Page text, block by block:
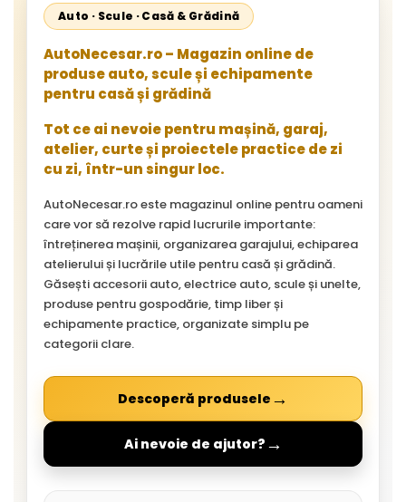
Auto · Scule · Casă & Grădină
AutoNecesar.ro – Magazin online de
produse auto, scule și echipamente
pentru casă și grădină
Tot ce ai nevoie pentru mașină, garaj,
atelier, curte și proiectele practice de zi
cu zi, într-un singur loc.
AutoNecesar.ro este magazinul online pentru oameni
care vor să rezolve rapid lucrurile importante:
întreținerea mașinii, organizarea garajului, echiparea
atelierului și lucrările utile pentru casă și grădină.
Găsești accesorii auto, electrice auto, scule și unelte,
produse pentru gospodărie, timp liber și
echipamente practice, organizate simplu pe
categorii clare.
Descoperă produsele →
Ai nevoie de ajutor? →